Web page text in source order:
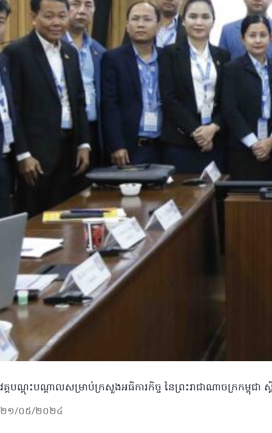
វគ្គបណ្តុះបណ្តាលសម្រាប់ក្រសួងអធិការកិច្ច នៃព្រះរាជាណាចក្រកម្ពុជ
២១/០៥/២០២៤